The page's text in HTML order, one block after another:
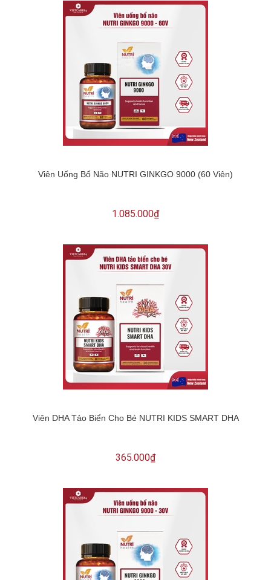
Viên Uống Bổ Não NUTRI GINKGO 9000 (60 Viên)
1.085.000₫
Viên DHA Tảo Biển Cho Bé NUTRI KIDS SMART DHA
365.000₫